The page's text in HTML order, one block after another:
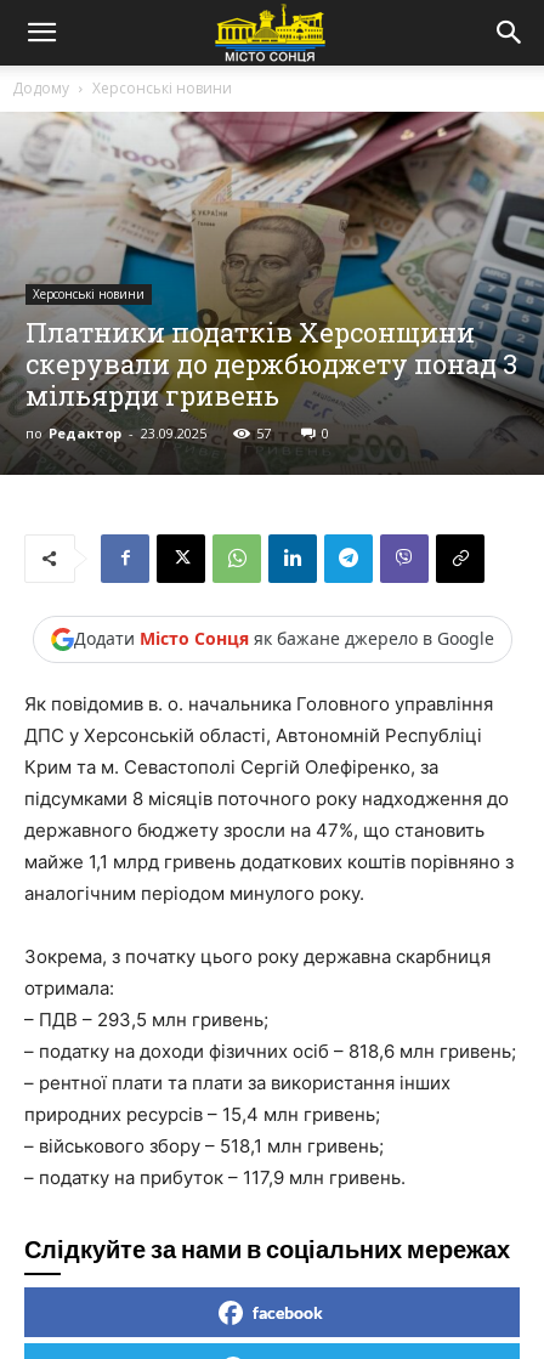
Додому Херсонські новини
Херсонські новини
Платники податків Херсонщини
скерували до держбюджету понад 3
мільярди гривень
по Редактор - 23.09.2025 57 0
Додати Місто Сонцяяк бажане джерело в Google
Як повідомив в. о. начальника Головного управління
ДПС у Херсонській області, Автономній Республіці
Крим та м. Севастополі Сергій Олефіренко, за
підсумками 8 місяців поточного року надходження до
державного бюджету зросли на 47%, що становить
майже 1,1 млрд гривень додаткових коштів порівняно з
аналогічним періодом минулого року.
Зокрема, з початку цього року державна скарбниця
отримала:
– ПДВ – 293,5 млн гривень;
– податку на доходи фізичних осіб – 818,6 млн гривень;
– рентної плати та плати за використання інших
природних ресурсів – 15,4 млн гривень;
– військового збору – 518,1 млн гривень;
– податку на прибуток – 117,9 млн гривень.
Слідкуйте за нами в соціальних мережах
facebook